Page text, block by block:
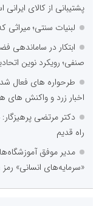
پشتیبانی از کالای
لبنیات سنتی؛ میراثی
ابتکار در ساماندهی
صنفی؛ رویکرد نوین
طرحواره های فعال
اخبار زرد و واکنش های
دکتر مرتضی
راه قدیم
مدیر موفق
«سرمایه‌های انسانی»